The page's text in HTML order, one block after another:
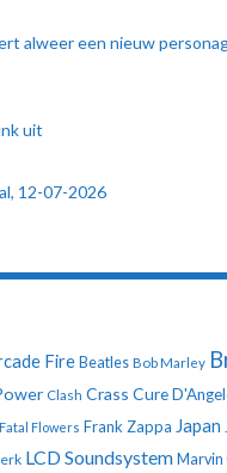
alweer een nieuw
uit
12-07-2026
FireBeatles Bob Marley
Clash Crass Cure
Fatal Flowers Frank Zappa Japan
LCD Soundsystem Marvin